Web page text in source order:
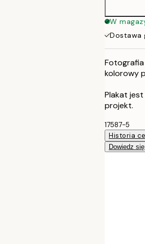
W
Dostawa
Fotografia
kolorowy
Plakat jest
projekt.
17587-5
Historia
Dowiedz